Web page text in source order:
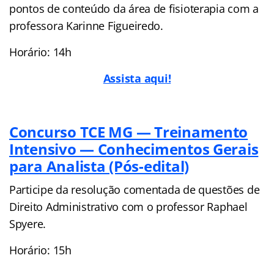
pontos de conteúdo da área de fisioterapia com a
professora Karinne Figueiredo.
Horário: 14h
Assista aqui!
Concurso TCE MG — Treinamento
Intensivo — Conhecimentos Gerais
para Analista (Pós-edital)
Participe da resolução comentada de questões de
Direito Administrativo com o professor Raphael
Spyere.
Horário: 15h